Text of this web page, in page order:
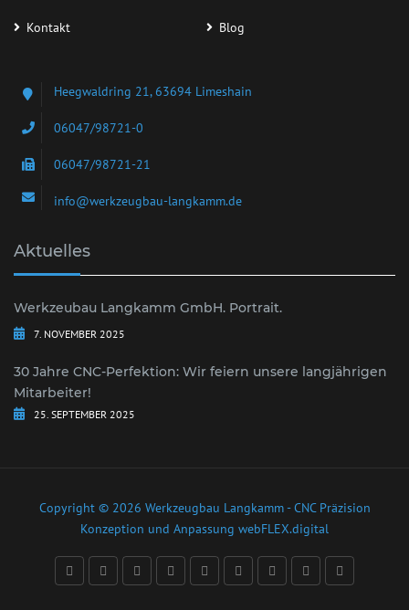
Kontakt Blog
Heegwaldring 21, 63694 Limeshain
06047/98721-0
06047/98721-21
info@werkzeugbau-langkamm.de
Aktuelles
Werkzeubau Langkamm GmbH. Portrait.
7. NOVEMBER 2025
30 Jahre CNC-Perfektion: Wir feiern unsere langjährigen
Mitarbeiter!
25. SEPTEMBER 2025
Copyright © 2026 Werkzeugbau Langkamm - CNC Präzision
Konzeption und Anpassung webFLEX.digital